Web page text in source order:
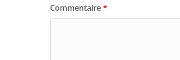
Commentaire*